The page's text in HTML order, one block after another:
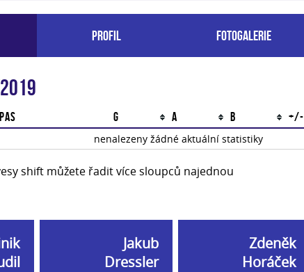
Profil Fotogalerie
G A B +/-
nenalezeny žádné aktuální statistiky
shift můžete řadit více sloupců najednou
Jakub
Dressler
Zdeněk
Horáček